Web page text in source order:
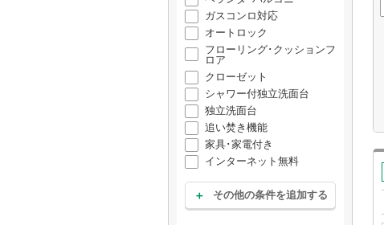
ガスコンロ対応
オートロック
フローリング･クッションフ
ロア
クローゼット
シャワー付独立洗面台
独立洗面台
追い焚き機能
家具･家電付き
インターネット無料
その他の条件を追加する